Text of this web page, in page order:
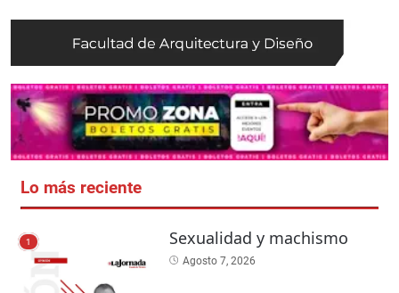
Lo más reciente
1 Sexualidad y machismo
Agosto 7, 2026